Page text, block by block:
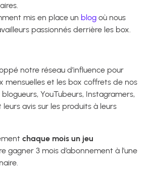
mis en place un blog où nous
passionnés derrière les box.
notre réseau d’influence pour
mensuelles et les box coffrets de nos
YouTubeurs, Instagramers,
leurs avis sur les produits à leurs
chaque mois un jeu
gagner 3 mois d’abonnement à l’une